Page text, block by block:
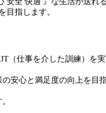
指します。
（仕事を介した訓練）を
安心と満足度の向上を目指